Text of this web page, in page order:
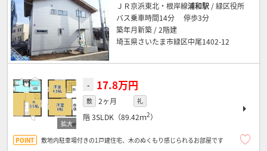
ＪＲ京浜東北・根岸線浦和駅 / 緑区役所
バス乗車時間14分 停歩3分
築年月新築 / 2階建
埼玉県さいたま市緑区中尾1402-12
- 17.8万円
敷 2ヶ月 礼
階3SLDK（89.42ｍ2）
敷地内駐車場付きの1戸建住宅、木のぬくもり感じられるお部屋です